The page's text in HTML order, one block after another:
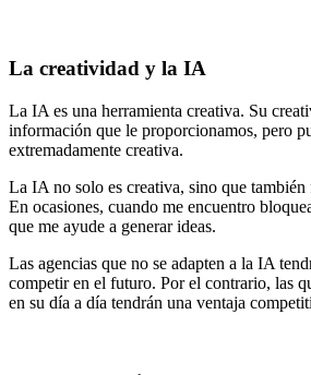
La creatividad y la IA
La IA es una herramienta creativa. Su
información que le proporcionamos, pero
extremadamente creativa.
La IA no solo es creativa, sino que
En ocasiones, cuando me encuentro
que me ayude a generar ideas.
Las agencias que no se adapten a la IA
competir en el futuro. Por el contrario, las
en su día a día tendrán una ventaja